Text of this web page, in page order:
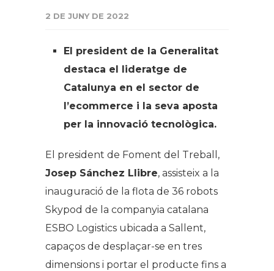
2 DE JUNY DE 2022
El president de la Generalitat
destaca el lideratge de
Catalunya en el sector de
l’ecommerce i la seva aposta
per la innovació tecnològica.
El president de Foment del Treball,
Josep Sánchez Llibre, assisteix a la
inauguració de la flota de 36 robots
Skypod de la companyia catalana
ESBO Logistics ubicada a Sallent,
capaços de desplaçar-se en tres
dimensions i portar el producte fins a